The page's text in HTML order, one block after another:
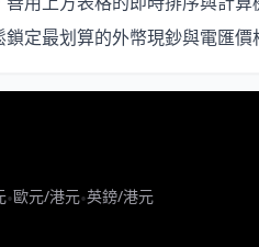
鎖定最划算的外幣現鈔與電匯價
•歐元/港元•英鎊/港元